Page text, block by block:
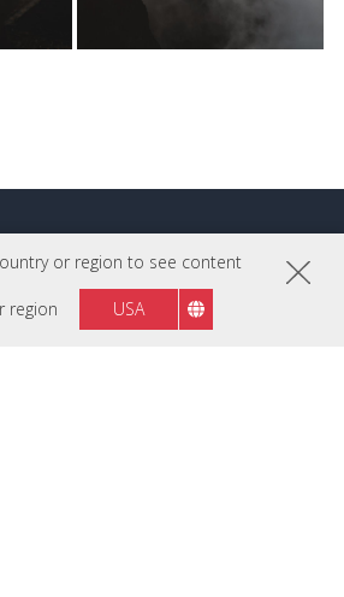
or region to see content
region USA
de conseils